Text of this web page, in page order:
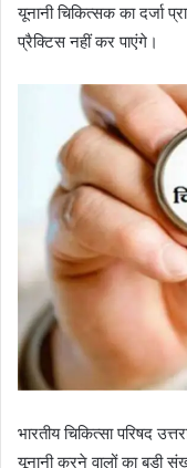
यूनानी चिकित्सक का दर्जा
प्रैक्टिस नहीं कर पाएंगे।
भारतीय चिकित्सा परिषद
यूनानी करने वालों का बड़ी